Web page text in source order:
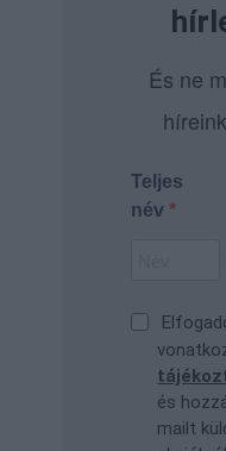
És ne
Teljes
név
és
mailt